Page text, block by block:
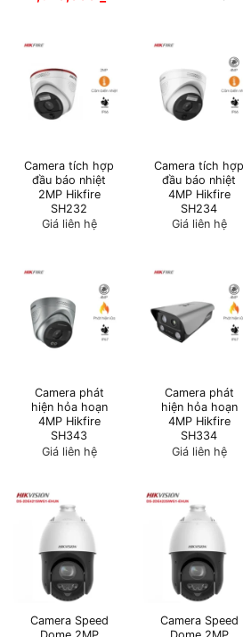
Camera tích hợp
đầu báo nhiệt
2MP Hikfire
SH232
Giá liên hệ
Camera tích hợp
đầu báo nhiệt
4MP Hikfire
SH234
Giá liên hệ
Camera phát
hiện hỏa hoạn
4MP Hikfire
SH343
Giá liên hệ
Camera phát
hiện hỏa hoạn
4MP Hikfire
SH334
Giá liên hệ
Camera Speed
Camera Speed